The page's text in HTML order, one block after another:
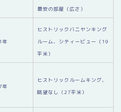
最安の部屋（広さ）
年
ヒストリックバニヤンキング
ルーム、シティービュー（19
平米）
年
ヒストリックルームキング、
眺望なし（27平米）